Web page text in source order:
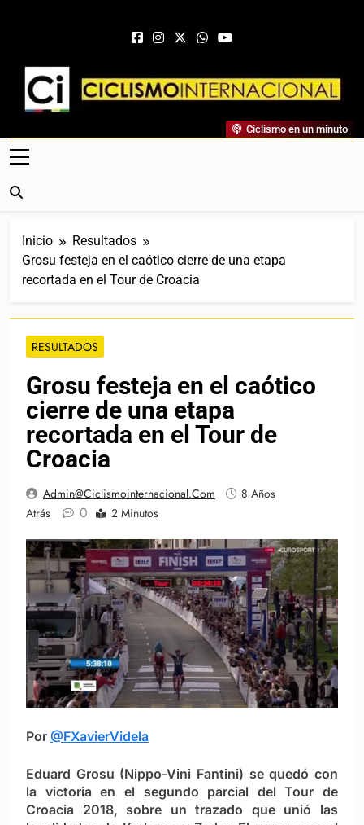
Ciclismo Internacional
Web Dedicada Al Ciclismo Mundial. Entrevistas, Análisis,
Crónicas, Previas Y Más. La Web Ciclista De Referencia.
Ciclismo en un minuto
Inicio
Resultados
Grosu festeja en el caótico cierre de una etapa
recortada en el Tour de Croacia
RESULTADOS
Grosu festeja en el caótico
cierre de una etapa
recortada en el Tour de
Croacia
Admin@ciclismointernacional.com
8 Años
Atrás
0 2 Minutos
Por @FXavierVidela
Eduard Grosu (Nippo-Vini Fantini) se quedó con
la victoria en el segundo parcial del Tour de
Croacia 2018, sobre un trazado que unió las